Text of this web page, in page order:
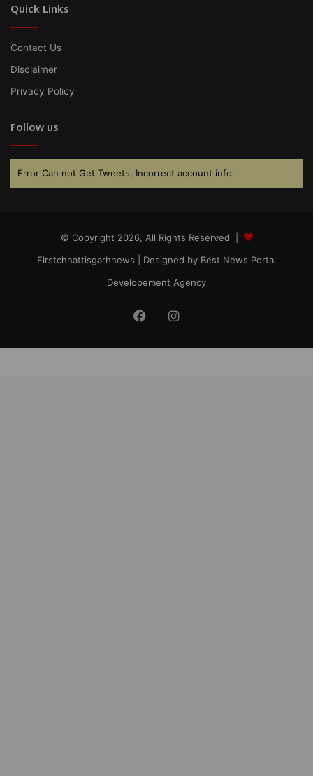
Quick Links
Contact Us
Disclaimer
Privacy Policy
Follow us
Error Can not Get Tweets, Incorrect account info.
© Copyright 2026, All Rights Reserved |
Firstchhattisgarhnews | Designed by Best News Portal
Developement Agency
FacebookInstagram